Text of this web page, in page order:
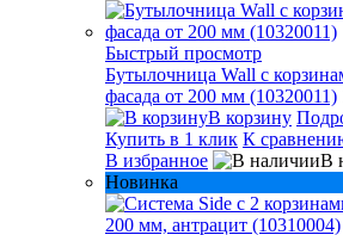
Быстрый просмотр
Бутылочница Wall с
фасада от 200 мм (10320011)
В корзину
Купить в 1 клик К
В избранное
В
Новинка